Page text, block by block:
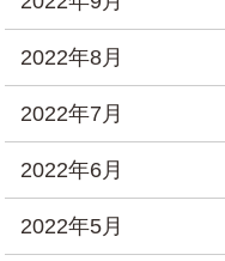
2022年8月
2022年7月
2022年6月
2022年5月